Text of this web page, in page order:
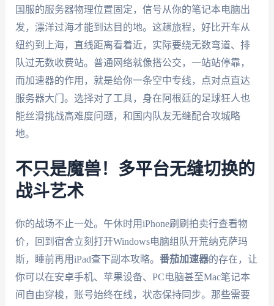
国服的服务器物理位置固定，信号从你的笔记本电脑出
发，漂洋过海才能到达目的地。这趟旅程，好比开车从
纽约到上海，直线距离看着近，实际要绕无数弯道、排
队过无数收费站。普通网络就像搭公交，一站站停靠，
而加速器的作用，就是给你一条空中专线，点对点直达
服务器大门。选择对了工具，身在阿根廷的足球狂人也
能丝滑挑战高难度问题，和国内队友无缝配合攻城略
地。
不只是魔兽！多平台无缝切换的
战斗艺术
你的战场不止一处。午休时用iPhone刷刷拍卖行查看物
价，回到宿舍立刻打开Windows电脑组队开荒纳克萨玛
斯，睡前再用iPad查下副本攻略。 番茄加速器的存在，让
你可以在安卓手机、苹果设备、PC电脑甚至Mac笔记本
间自由穿梭，账号始终在线，状态保持同步。那些需要